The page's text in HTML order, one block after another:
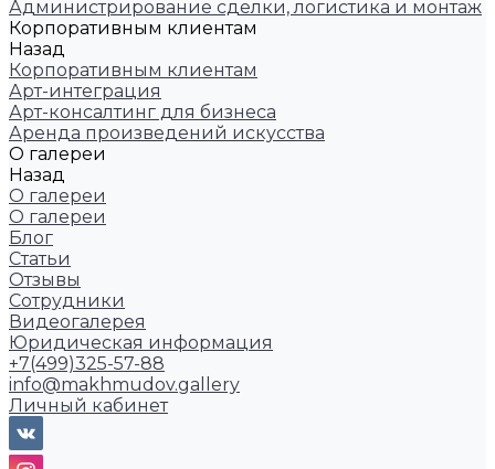
Администрирование сделки, логистика и монтаж
Корпоративным клиентам
Назад
Корпоративным клиентам
Арт-интеграция
Арт-консалтинг для бизнеса
Аренда произведений искусства
О галереи
Назад
О галереи
О галереи
Блог
Статьи
Отзывы
Сотрудники
Видеогалерея
Юридическая информация
+7(499)325-57-88
info@makhmudov.gallery
Личный кабинет